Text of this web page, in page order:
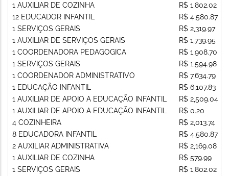
1 AUXILIAR DE COZINHA
12 EDUCADOR INFANTIL
1 SERVIÇOS GERAIS
1 AUXILIAR DE SERVIÇOS GERAIS
1 COORDENADORA PEDAGOGICA
1 SERVIÇOS GERAIS
1 COORDENADOR ADMINISTRATIVO
1 EDUCAÇÃO INFANTIL
1 AUXILIAR DE APOIO A EDUCAÇÃO INFANTIL
1 AUXILIAR DE APOIO A EDUCAÇÃO INFANTIL
4 COZINHEIRA
8 EDUCADORA INFANTIL
2 AUXILIAR ADMINISTRATIVA
1 AUXILIAR DE COZINHA
1 SERVIÇOS GERAIS
R$ 1,802.02
R$ 4,580.87
R$ 2,319.97
R$ 1,739.95
R$ 1,908.70
R$ 1,594.98
R$ 7,634.79
R$ 6,107.83
R$ 2,509.04
R$ 0.20
R$ 2,013.74
R$ 4,580.87
R$ 2,169.08
R$ 579.99
R$ 1,802.02